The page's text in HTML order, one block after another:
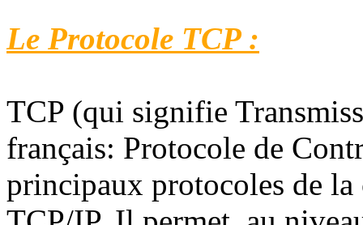
Le Protocole TCP :
TCP (qui signifie
français: Protocole de
principaux protocoles de